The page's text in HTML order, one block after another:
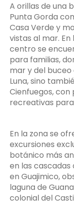
A orillas de una
Punta Gorda
Casa Verde y
vistas al mar.
centro se
para familias,
mar y del
Luna, sino
Cienfuegos, con
recreativas
En la zona se
excursiones
botánico más
en las cascadas
en Guajimico,
laguna de
colonial del